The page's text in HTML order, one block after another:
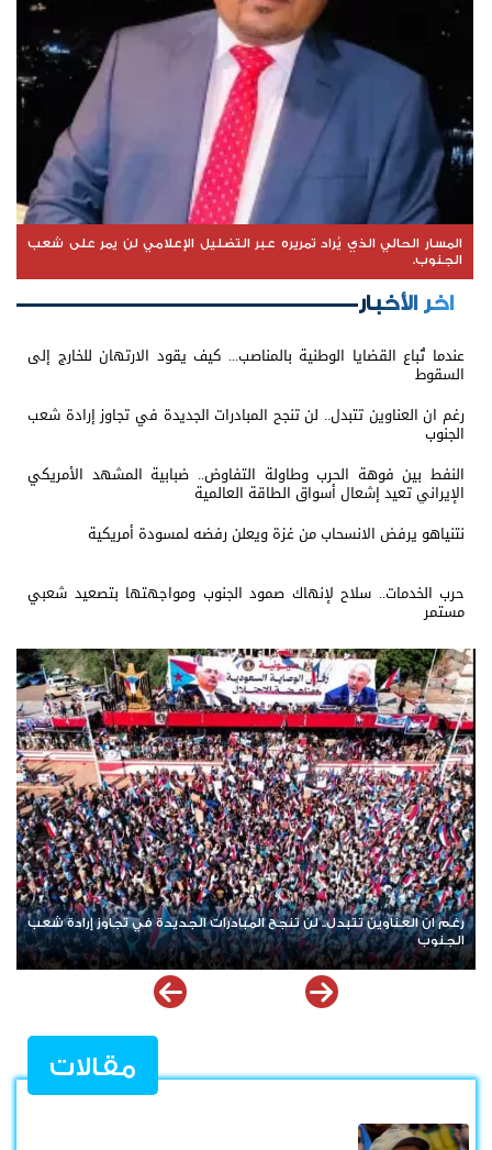
المسار الحالي الذي يُراد تمريره عبر التضليل الإعلامي لن يمر على شعب
الجنوب.
اخر الأخبار
عندما تُباع القضايا الوطنية بالمناصب... كيف يقود الارتهان للخارج إلى
السقوط
رغم ان العناوين تتبدل.. لن تنجح المبادرات الجديدة في تجاوز إرادة شعب
الجنوب
النفط بين فوهة الحرب وطاولة التفاوض.. ضبابية المشهد الأمريكي
الإيراني تعيد إشعال أسواق الطاقة العالمية
نتنياهو يرفض الانسحاب من غزة ويعلن رفضه لمسودة أمريكية
حرب الخدمات.. سلاح لإنهاك صمود الجنوب ومواجهتها بتصعيد شعبي
مستمر
النفط بين فوهة الحرب وطاولة التفاوض.. ضبابية المشهد الأمريكي
الإيراني تعيد إشعال أسواق الطاقة العالمية
مقالات